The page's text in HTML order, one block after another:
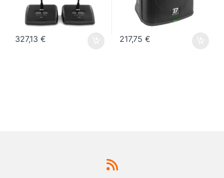
327,13€ 217,75€